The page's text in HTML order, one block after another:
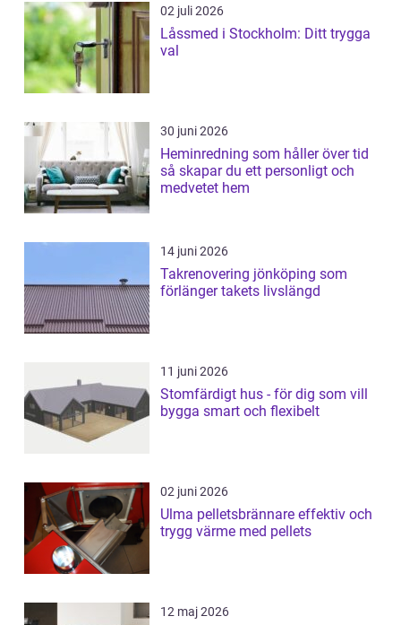
02 juli 2026
Låssmed i Stockholm: Ditt trygga
val
30 juni 2026
Heminredning som håller över tid
så skapar du ett personligt och
medvetet hem
14 juni 2026
Takrenovering jönköping som
förlänger takets livslängd
11 juni 2026
Stomfärdigt hus - för dig som vill
bygga smart och flexibelt
02 juni 2026
Ulma pelletsbrännare effektiv och
trygg värme med pellets
12 maj 2026